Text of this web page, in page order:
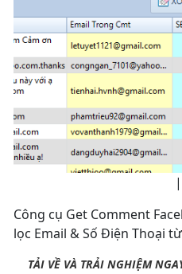
|
Công cụ Get Comment
lọc Email & Số Điện Thoại
TẢI VỀ VÀ TRẢI NGHIỆM